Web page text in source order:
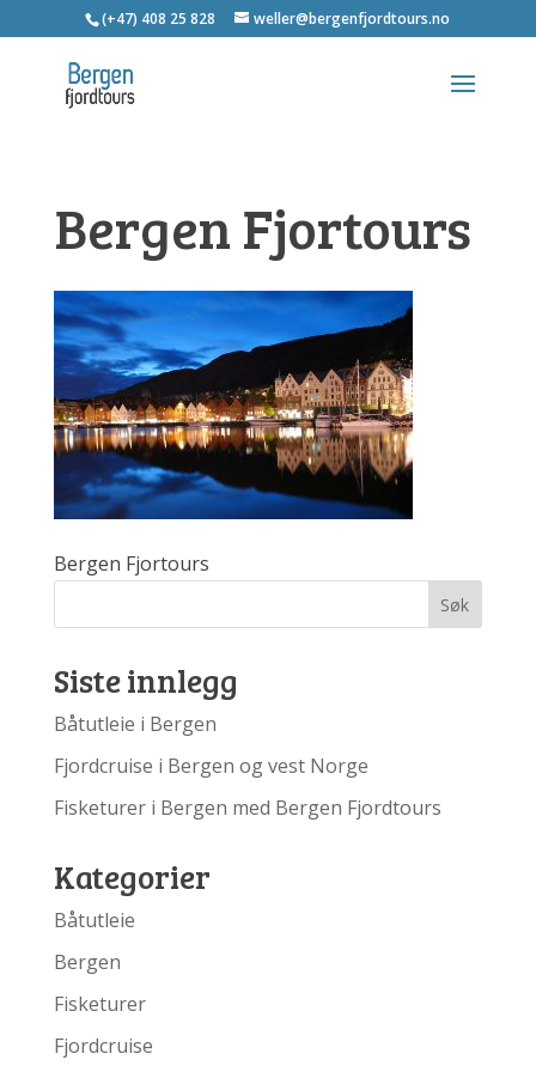
(+47) 408 25 828 weller@bergenfjordtours.no
Bergen Fjortours
Bergen Fjortours
Siste innlegg
Båtutleie i Bergen
Fjordcruise i Bergen og vest Norge
Fisketurer i Bergen med Bergen Fjordtours
Kategorier
Båtutleie
Bergen
Fisketurer
Fjordcruise